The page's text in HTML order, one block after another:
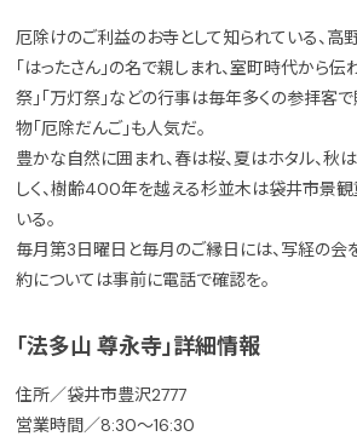
厄除けのご利益のお寺として知られている、高
「はったさん」の名で親しまれ、室町時代から伝
祭」「万灯祭」などの行事は毎年多くの参拝客
物「厄除だんご」も人気だ。
豊かな自然に囲まれ、春は桜、夏はホタル、秋
しく、樹齢400年を越える杉並木は袋井市景
いる。
毎月第3日曜日と毎月のご縁日には、写経の会
約については事前に電話で確認を。
「法多山 尊永寺」詳細情報
住所／袋井市豊沢2777
営業時間／8:30〜16:30